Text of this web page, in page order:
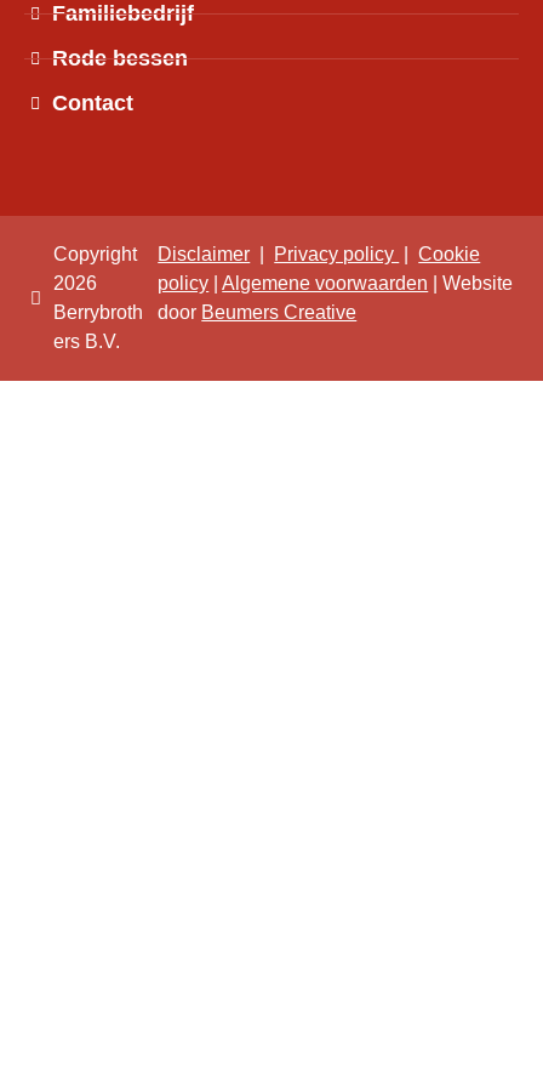
Familiebedrijf
Rode bessen
Contact
Copyright
2026
Berrybroth
ers B.V.
Disclaimer Privacy policy |Cookie
policy |Algemene voorwaarden | Website
door Beumers Creative